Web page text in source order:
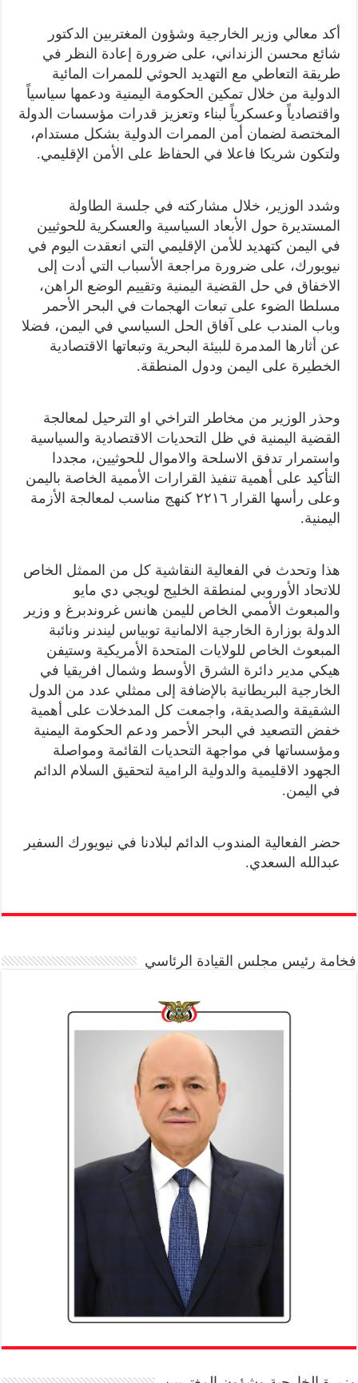
أكد معالي وزير الخارجية وشؤون المغتربين الدكتور
شائع محسن الزنداني، على ضرورة إعادة النظر في
طريقة التعاطي مع التهديد الحوثي للممرات المائية
الدولية من خلال تمكين الحكومة اليمنية ودعمها سياسياً
واقتصادياً وعسكرياً لبناء وتعزيز قدرات مؤسسات الدولة
المختصة لضمان أمن الممرات الدولية بشكل مستدام،
ولتكون شريكا فاعلا في الحفاظ على الأمن الإقليمي.
وشدد الوزير، خلال مشاركته في جلسة الطاولة
المستديرة حول الأبعاد السياسية والعسكرية للحوثيين
في اليمن كتهديد للأمن الإقليمي التي انعقدت اليوم في
نيويورك، على ضرورة مراجعة الأسباب التي أدت إلى
الاخفاق في حل القضية اليمنية وتقييم الوضع الراهن،
مسلطا الضوء على تبعات الهجمات في البحر الأحمر
وباب المندب على آفاق الحل السياسي في اليمن، فضلا
عن أثارها المدمرة للبيئة البحرية وتبعاتها الاقتصادية
الخطيرة على اليمن ودول المنطقة.
وحذر الوزير من مخاطر التراخي او الترحيل لمعالجة
القضية اليمنية في ظل التحديات الاقتصادية والسياسية
واستمرار تدفق الاسلحة والاموال للحوثيين، مجددا
التأكيد على أهمية تنفيذ القرارات الأممية الخاصة باليمن
وعلى رأسها القرار ٢٢١٦ كنهج مناسب لمعالجة الأزمة
اليمنية.
هذا وتحدث في الفعالية النقاشية كل من الممثل الخاص
للاتحاد الأوروبي لمنطقة الخليج لويجي دي مايو
والمبعوث الأممي الخاص لليمن هانس غروندبرغ و وزير
الدولة بوزارة الخارجية الالمانية توبياس ليندنر ونائبة
المبعوث الخاص للولايات المتحدة الأمريكية وستيفن
هيكي مدير دائرة الشرق الأوسط وشمال افريقيا في
الخارجية البريطانية بالإضافة إلى ممثلي عدد من الدول
الشقيقة والصديقة، واجمعت كل المدخلات على أهمية
خفض التصعيد في البحر الأحمر ودعم الحكومة اليمنية
ومؤسساتها في مواجهة التحديات القائمة ومواصلة
الجهود الاقليمية والدولية الرامية لتحقيق السلام الدائم
في اليمن.
حضر الفعالية المندوب الدائم لبلادنا في نيويورك السفير
عبدالله السعدي.
فخامة رئيس مجلس القيادة الرئاسي